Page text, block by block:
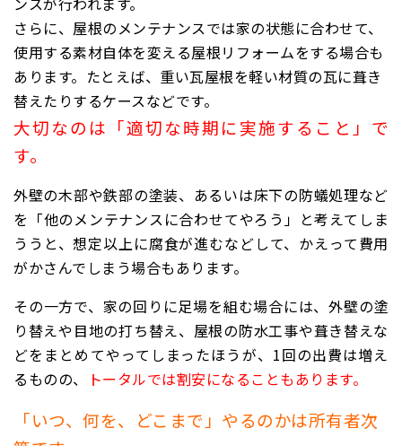
さらに、屋根のメンテナンスでは家の状態に合わせて、
使用する素材自体を変える屋根リフォームをする場合も
あります。たとえば、重い瓦屋根を軽い材質の瓦に葺き
替えたりするケースなどです。
大切なのは「適切な時期に実施すること」で
す。
外壁の木部や鉄部の塗装、あるいは床下の防蟻処理など
を「他のメンテナンスに合わせてやろう」と考えてしま
ううと、想定以上に腐食が進むなどして、かえって費用
がかさんでしまう場合もあります。
その一方で、家の回りに足場を組む場合には、外壁の塗
り替えや目地の打ち替え、屋根の防水工事や葺き替えな
どをまとめてやってしまったほうが、1回の出費は増え
るものの、
トータルでは割安になることもあります。
「いつ、何を、どこまで」やるのかは所有者次